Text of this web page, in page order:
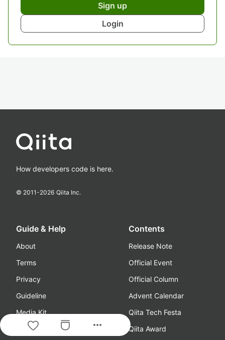
Sign up
Login
more_horiz
How developers code is here.
© 2011-2026 Qiita Inc.
Guide & Help
About
Terms
Privacy
Guideline
Media Kit
Feedback/Requests
Contents
Release Note
Official Event
Official Column
Advent Calendar
Qiita Tech Festa
Qiita Award